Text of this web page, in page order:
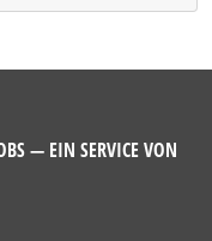
— EIN SERVICE VON